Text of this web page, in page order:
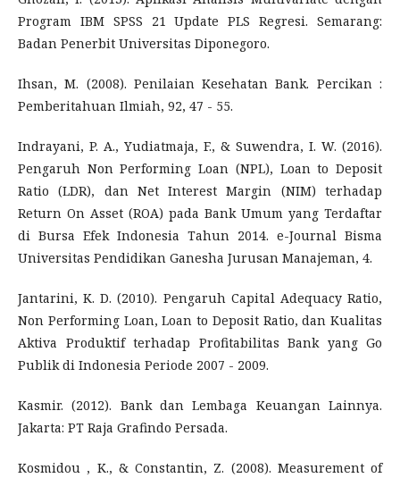
Program IBM SPSS 21 Update PLS Regresi. Semarang:
Badan Penerbit Universitas Diponegoro.
Ihsan, M. (2008). Penilaian Kesehatan Bank. Percikan :
Pemberitahuan Ilmiah, 92, 47 - 55.
Indrayani, P. A., Yudiatmaja, F., & Suwendra, I. W. (2016).
Pengaruh Non Performing Loan (NPL), Loan to Deposit
Ratio (LDR), dan Net Interest Margin (NIM) terhadap
Return On Asset (ROA) pada Bank Umum yang Terdaftar
di Bursa Efek Indonesia Tahun 2014. e-Journal Bisma
Universitas Pendidikan Ganesha Jurusan Manajeman, 4.
Jantarini, K. D. (2010). Pengaruh Capital Adequacy Ratio,
Non Performing Loan, Loan to Deposit Ratio, dan Kualitas
Aktiva Produktif terhadap Profitabilitas Bank yang Go
Publik di Indonesia Periode 2007 - 2009.
Kasmir. (2012). Bank dan Lembaga Keuangan Lainnya.
Jakarta: PT Raja Grafindo Persada.
Kosmidou , K., & Constantin, Z. (2008). Measurement of